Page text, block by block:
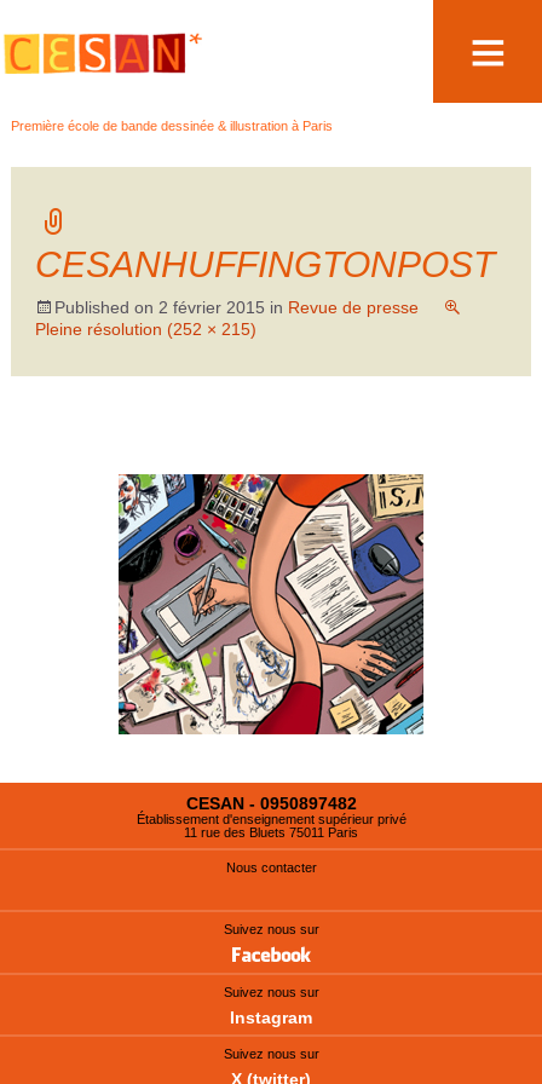
Première école de bande dessinée & illustration à Paris
au
CESANHUFFINGTONPOST
Published on 2 février 2015 in Revue de presse
Pleine résolution (252 × 215)
CESAN - 0950897482
Établissement d'enseignement supérieur privé
11 rue des Bluets 75011 Paris
Nous contacter
Suivez nous sur
Suivez nous sur
Instagram
Suivez nous sur
X (twitter)